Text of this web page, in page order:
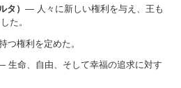
タ） ― 人々に新しい権利を与え、王も
た。
権利を定めた。
生命、自由、そして幸福の追求に対す